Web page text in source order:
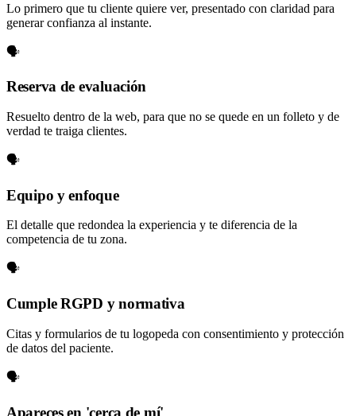
Lo primero que tu cliente quiere ver, presentado con claridad para
generar confianza al instante.
🗣️
Reserva de evaluación
Resuelto dentro de la web, para que no se quede en un folleto y de
verdad te traiga clientes.
🗣️
Equipo y enfoque
El detalle que redondea la experiencia y te diferencia de la
competencia de tu zona.
🗣️
Cumple RGPD y normativa
Citas y formularios de tu logopeda con consentimiento y protección
de datos del paciente.
🗣️
Apareces en 'cerca de mí'